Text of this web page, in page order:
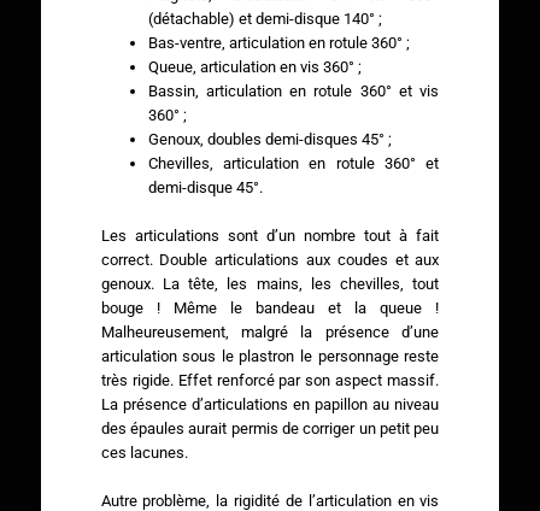
(détachable) et demi-disque 140° ;
Bas-ventre, articulation en rotule 360° ;
Queue, articulation en vis 360° ;
Bassin, articulation en rotule 360° et vis
360° ;
Genoux, doubles demi-disques 45° ;
Chevilles, articulation en rotule 360° et
demi-disque 45°.
Les articulations sont d’un nombre tout à fait
correct. Double articulations aux coudes et aux
genoux. La tête, les mains, les chevilles, tout
bouge ! Même le bandeau et la queue !
Malheureusement, malgré la présence d’une
articulation sous le plastron le personnage reste
très rigide. Effet renforcé par son aspect massif.
La présence d’articulations en papillon au niveau
des épaules aurait permis de corriger un petit peu
ces lacunes.
Autre problème, la rigidité de l’articulation en vis